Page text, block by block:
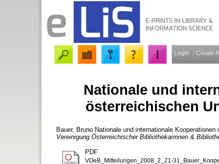
Login Create
Nationale und
österreichischen
Bauer, Bruno Nationale und internationale
Vereinigung Österreichischer Bibliothekarinnen &
PDF
VOeB_Mitteilungen_2008_2_21-